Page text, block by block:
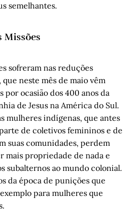
semelhantes.
Missões
sofreram nas reduções
neste mês de maio vêm
por ocasião dos 400 anos da
de Jesus na América do Sul.
mulheres indígenas, que antes
de coletivos femininos e de
suas comunidades, perdem
mais propriedade de nada e
subalternos ao mundo colonial.
da época de punições que
para mulheres que